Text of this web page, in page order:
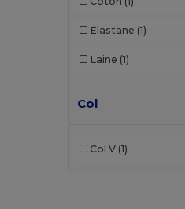
Elastane (1)
Laine (1)
Col
Col V (1)